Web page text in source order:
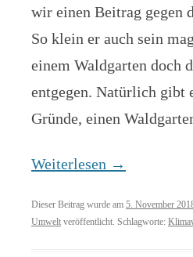
wir einen Beitrag gegen
So klein er auch sein
einem Waldgarten doch
entgegen. Natürlich gibt
Gründe, einen
Weiterlesen →
Dieser Beitrag wurde am 5. November
Umwelt veröffentlicht. Schlagworte: